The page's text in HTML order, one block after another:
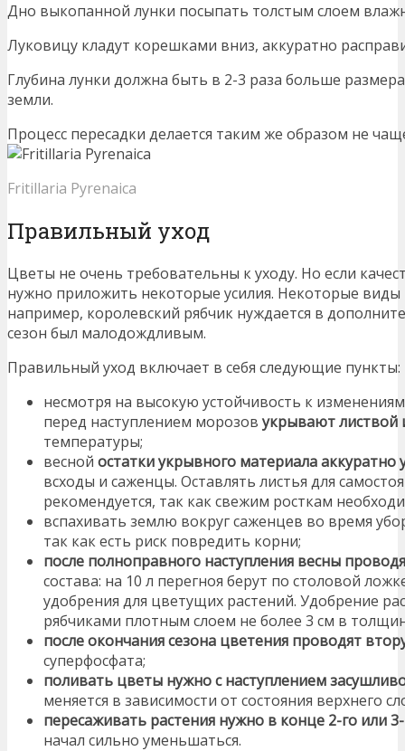
Дно выкопанной лунки посыпать толстым слоем
Луковицу кладут корешками вниз, аккуратно
Глубина лунки должна быть в 2-3 раза больше
земли.
Процесс пересадки делается таким же образом не
Fritillaria Pyrenaica
Правильный уход
Цветы не очень требовательны к уходу. Но если
нужно приложить некоторые усилия. Некоторые
например, королевский рябчик нуждается в
сезон был малодождливым.
Правильный уход включает в себя следующие пункты:
несмотря на высокую устойчивость к
перед наступлением морозов укрывают листвой
температуры;
весной остатки укрывного материала аккуратно
всходы и саженцы. Оставлять листья для
рекомендуется, так как свежим росткам
вспахивать землю вокруг саженцев во время
так как есть риск повредить корни;
после полноправного наступления весны
состава: на 10 л перегноя берут по столовой
удобрения для цветущих растений. Удобрение
рябчиками плотным слоем не более 3 см в
после окончания сезона цветения проводят
суперфосфата;
поливать цветы нужно с наступлением
меняется в зависимости от состояния верхнего
пересаживать растения нужно в конце 2-го или
начал сильно уменьшаться.